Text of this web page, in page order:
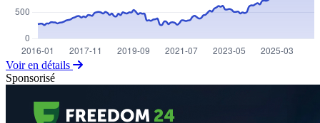
Voir en détails
Sponsorisé